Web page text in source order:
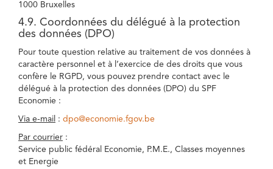
1000 Bruxelles
4.9. Coordonnées du délégué à la protection
des données (DPO)
Pour toute question relative au traitement de vos données à
caractère personnel et à l’exercice de des droits que vous
confère le RGPD, vous pouvez prendre contact avec le
délégué à la protection des données (DPO) du SPF
Economie :
Via e-mail : dpo@economie.fgov.be
Par courrier :
Service public fédéral Economie, P.M.E., Classes moyennes
et Energie